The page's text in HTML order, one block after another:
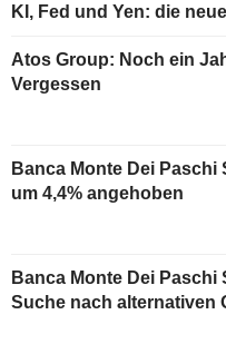
KI, Fed und Yen: die
Atos Group: Noch ein
Vergessen
Banca Monte Dei Paschi
um 4,4% angehoben
Banca Monte Dei Paschi
Suche nach alternativen